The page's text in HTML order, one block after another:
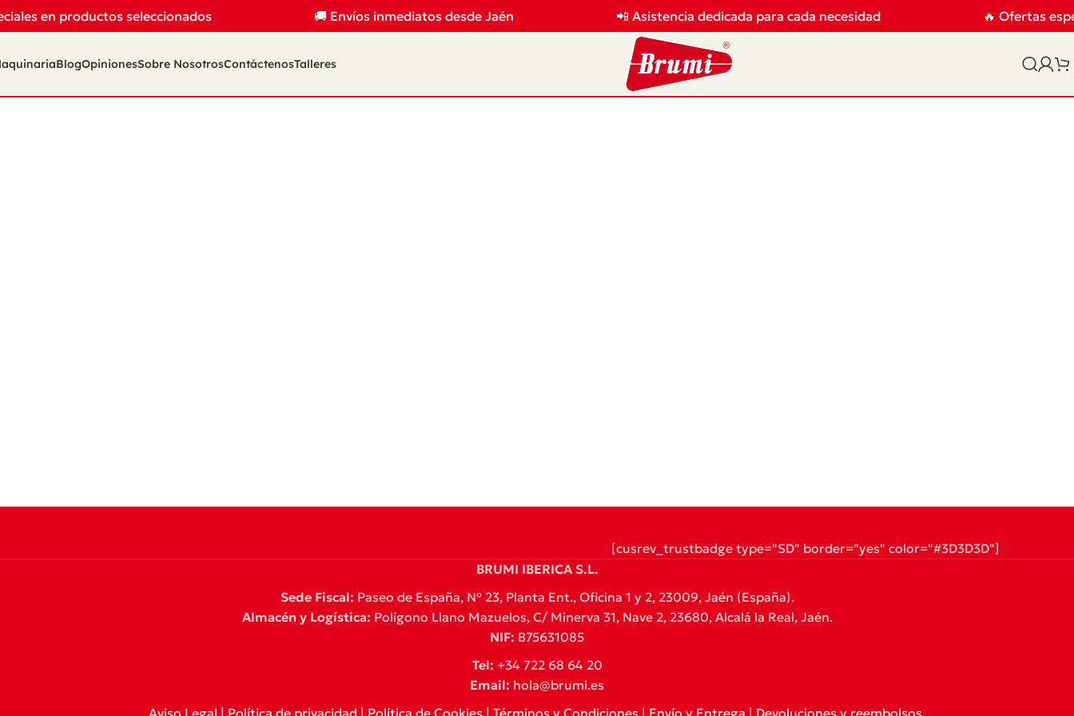
en productos seleccionados 🚚 Envíos inmediatos desde Jaén 📲 Asistencia dedicada para cada necesidad 🔥 Ofertas
BlogOpinionesSobre NosotrosContáctenosTalleres
[cusrev_trustbadge type="SD" border="yes" color="#3D3D3D"]
BRUMI IBERICA S.L.
Sede Fiscal: Paseo de España, Nº 23, Planta Ent., Oficina 1 y 2, 23009, Jaén (España).
Almacén y Logística: Polígono Llano Mazuelos, C/ Minerva 31, Nave 2, 23680, Alcalá la Real, Jaén.
NIF: B75631085
Tel: +34 722 68 64 20
Email: hola@brumi.es
Aviso Legal | Política de privacidad | Política de Cookies | Términos y Condiciones | Envío y Entrega | Devoluciones y reembolsos